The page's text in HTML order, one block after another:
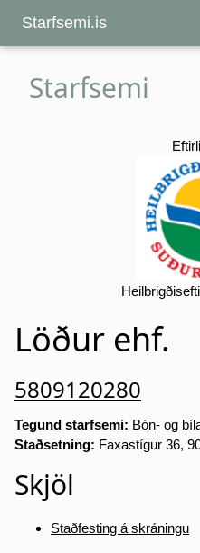
Starfsemi.is
Starfsemi
Löður ehf.
5809120280
Tegund starfsemi: Bón- og
Staðsetning: Faxastígur 36,
Skjöl
Staðfesting á skráningu